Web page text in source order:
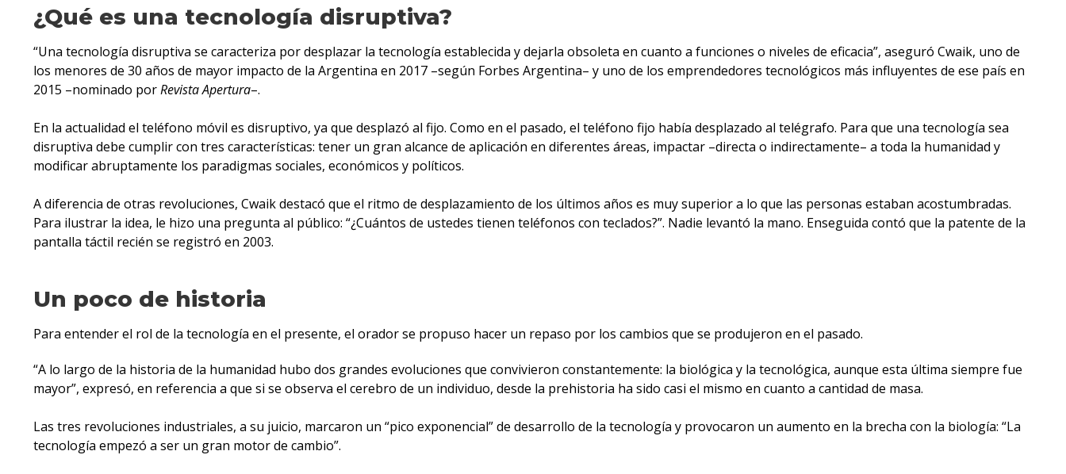
¿Qué es una tecnología disruptiva?
“Una tecnología disruptiva se caracteriza por desplazar la tecnología establecida y dejarla obsoleta en cuanto a funciones o niveles de eficacia”, aseguró Cwaik, uno de
los menores de 30 años de mayor impacto de la Argentina en 2017 –según Forbes Argentina– y uno de los emprendedores tecnológicos más influyentes de ese país en
2015 –nominado porRevista Apertura–.
En la actualidad el teléfono móvil es disruptivo, ya que desplazó al fijo. Como en el pasado, el teléfono fijo había desplazado al telégrafo. Para que una tecnología sea
disruptiva debe cumplir con tres características: tener un gran alcance de aplicación en diferentes áreas, impactar –directa o indirectamente– a toda la humanidad y
modificar abruptamente los paradigmas sociales, económicos y políticos.
A diferencia de otras revoluciones, Cwaik destacó que el ritmo de desplazamiento de los últimos años es muy superior a lo que las personas estaban acostumbradas.
Para ilustrar la idea, le hizo una pregunta al público: “¿Cuántos de ustedes tienen teléfonos con teclados?”. Nadie levantó la mano. Enseguida contó que la patente de la
pantalla táctil recién se registró en 2003.
Un poco de historia
Para entender el rol de la tecnología en el presente, el orador se propuso hacer un repaso por los cambios que se produjeron en el pasado.
“A lo largo de la historia de la humanidad hubo dos grandes evoluciones que convivieron constantemente: la biológica y la tecnológica, aunque esta última siempre fue
mayor”, expresó, en referencia a que si se observa el cerebro de un individuo, desde la prehistoria ha sido casi el mismo en cuanto a cantidad de masa.
Las tres revoluciones industriales, a su juicio, marcaron un “pico exponencial” de desarrollo de la tecnología y provocaron un aumento en la brecha con la biología: “La
tecnología empezó a ser un gran motor de cambio”.